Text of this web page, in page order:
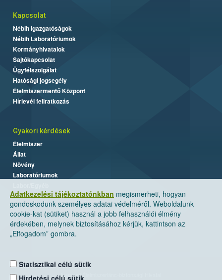
Adatkezelési tájékoztatónkban megismerheti, hogyan
gondoskodunk személyes adatai védelméről. Weboldalunk
cookie-kat (sütiket) használ a jobb felhasználói élmény
érdekében, melynek biztosításához kérjük, kattintson az
„Elfogadom” gombra.
Statisztikai célú sütik
Hirdetési célú sütik
Kapcsolat
Nébih Igazgatóságok
Nébih Laboratóriumok
Kormányhivatalok
Sajtókapcsolat
Ügyfélszolgálat
Hatósági jogsegély
Élelmiszermentő Központ
Hírlevél feliratkozás
Gyakori kérdések
Élelmiszer
Állat
Növény
Laboratóriumok
Nemzeti Élelmiszerlánc-biztonsági Hivatal